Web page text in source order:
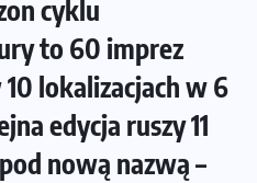
cyklu
to 60 imprez
lokalizacjach w 6
edycja ruszy 11
nową nazwą –